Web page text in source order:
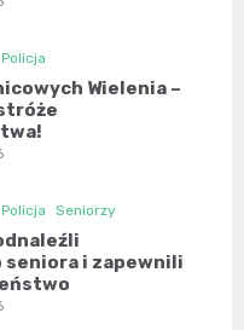
Policja
Wielenia –
Policja Seniorzy
seniora i zapewnili